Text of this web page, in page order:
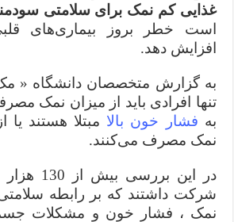
غذایی کم نمک برای سلامتی
است خطر بروز بیماری‌های
افزایش دهد.
به گزارش متخصصان دانشگاه « مک
تنها افرادی باید از میزان نمک
به فشار خون بالا مبتلا هستند یا
نمک مصرف می‌کنند.
شرکت داشتند که بر رابطه
نمک ، فشار خون و مشکلات